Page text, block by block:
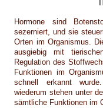
Hormone sind
sezerniert, und sie
Orten im Organismus.
ausgiebig mit
Regulation des
Funktionen im
schnell erkannt
wiederum stehen unter
sämtliche Funktionen im